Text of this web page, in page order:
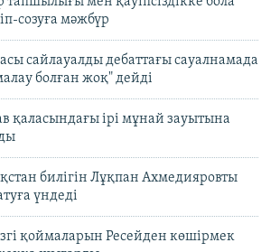
созуға мәжбүр
сайлауалды дебаттағы сауалнамада
болған жоқ" дейді
қаласындағы ірі мұнай зауытына
билігін Лұқпан Ахмедияровты
үндеді
қоймаларын Ресейден көшірмек